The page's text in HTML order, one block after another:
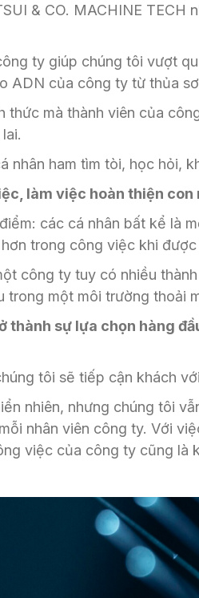
& CO. MACHINE TECH
ty giúp chúng tôi vượt
ADN của công ty từ thủa
thức mà thành viên của
nhân ham tìm tòi, học hỏi,
làm việc hoàn thiện con
các cá nhân bất kể là
trong công việc khi
công ty tuy có nhiều
trong một môi trường thoải
thành sự lựa chọn hàng
tôi sẽ tiếp cận khách
nhiên, nhưng chúng tôi
nhân viên công ty. Với
việc của công ty cũng là